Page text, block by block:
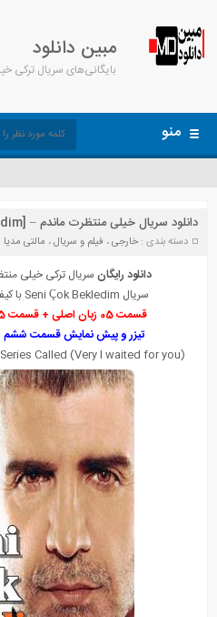
مبین دانلود
منو
دسته بندی :خارجی، فیلم و سریال، مالتی مدیا
دانلود رایگان سریال ترکی خیلی
سریال Seni Çok Bekledim با کیفیت 1080p و 720p و 480p
قسمت 05 زبان اصلی + قسمت 05 زیرنویس فارسی چسبیده
تیزر و پیش نمایش قسمت ششم
Called (Very I waited for you)